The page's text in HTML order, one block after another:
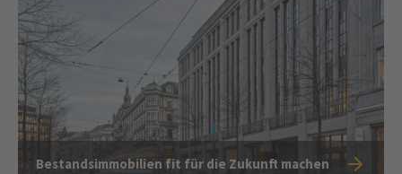
Bestandsimmobilien fit für die Zukunft machen